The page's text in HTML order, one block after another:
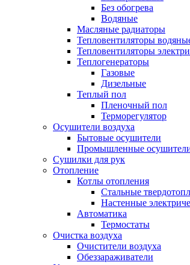
Без обогрева
Водяные
Масляные радиаторы
Тепловентиляторы
Тепловентиляторы
Теплогенераторы
Газовые
Дизельные
Теплый пол
Пленочный пол
Терморегулятор
Осушители воздуха
Бытовые осушители
Промышленные
Сушилки для рук
Отопление
Котлы отопления
Стальные
Настенные
Автоматика
Термостаты
Очистка воздуха
Очистители воздуха
Обеззараживатели